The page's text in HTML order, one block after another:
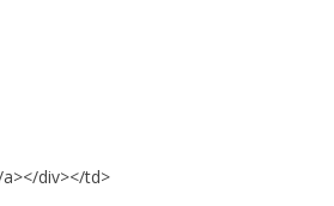
div></td>